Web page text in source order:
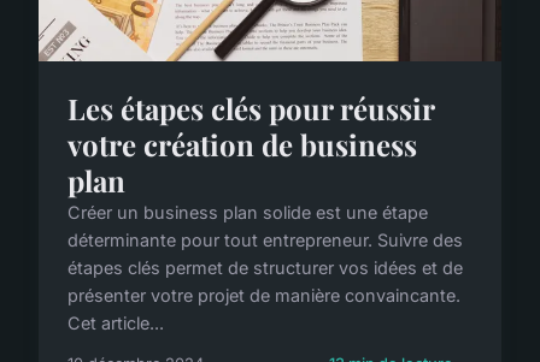
Les étapes clés pour réussir
votre création de business
plan
Créer un business plan solide est une étape
déterminante pour tout entrepreneur. Suivre des
étapes clés permet de structurer vos idées et de
présenter votre projet de manière convaincante.
Cet article...